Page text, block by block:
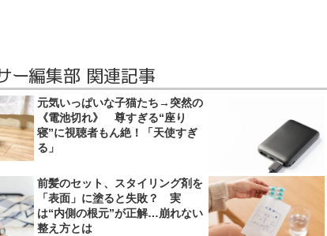
ー編集部 関連記事
元気いっぱいな子猫たち→突然の
《電池切れ》 尊すぎる“座り
寝”に視聴者もん絶！「天使すぎ
る」
前髪のセット、スタイリング剤を
「表面」に塗ると失敗？ 実
は“内側の根元”が正解…崩れない
整え方とは